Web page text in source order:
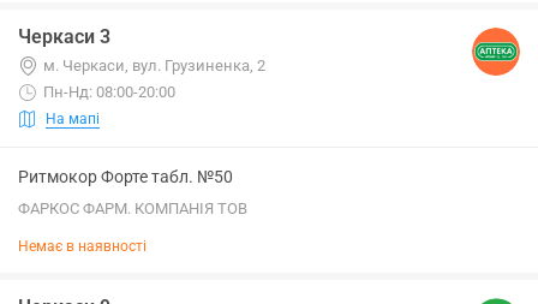
Черкаси 3
м. Черкаси, вул. Грузиненка, 2
Пн-Нд: 08:00-20:00
На мапі
Ритмокор Форте табл. №50
ФАРКОС ФАРМ. КОМПАНІЯ ТОВ
Немає в наявності